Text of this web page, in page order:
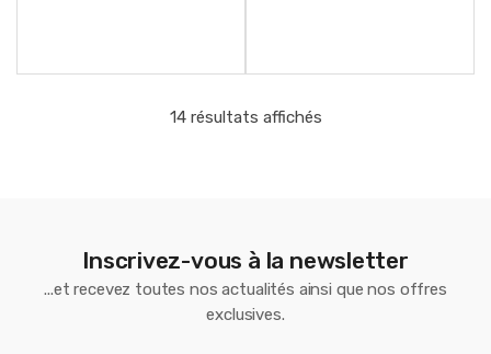
14 résultats affichés
Inscrivez-vous à la newsletter
...et recevez toutes nos actualités ainsi que nos offres
exclusives.